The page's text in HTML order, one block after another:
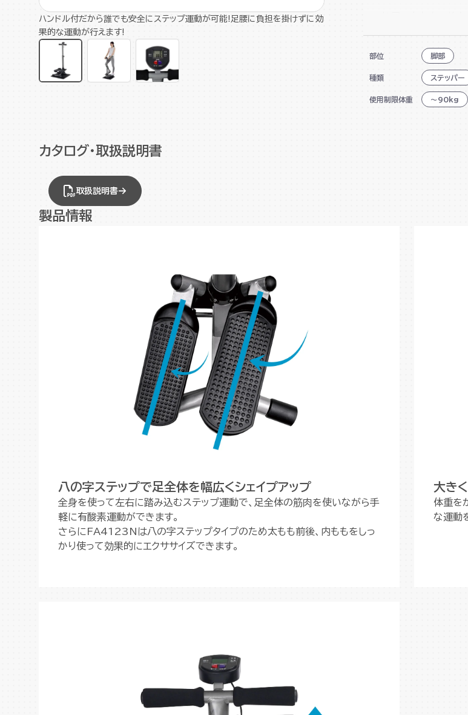
ハンドル付だから誰でも安全にステップ運動が可能!足腰に負担を掛けずに効
果的な運動が行えます!
お尻、内もも、前
ハンドル付きで安
高さ3段階調節
部位 脚部
種類 ステッパー
使用制限体重 ～90kg
カタログ・取扱説明書
取扱説明書
製品情報
八の字ステップで足全体を幅広くシェイプアップ
全身を使って左右に踏み込むステップ運動で、足全体の筋肉を使いながら手
軽に有酸素運動ができます。
さらにFA4123Nは八の字ステップタイプのため太もも前後、内ももをしっ
かり使って効果的にエクササイズできます。
大き
体重を
な運動